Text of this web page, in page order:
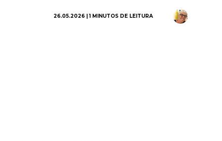
26.05.2026 | 1 MINUTOS DE LEITURA